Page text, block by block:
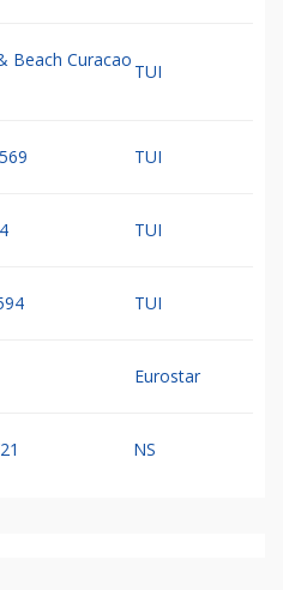
Beach Curacao
TUI
TUI
TUI
TUI
Eurostar
NS